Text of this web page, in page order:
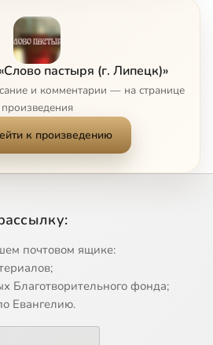
мужество и праведность
Догматическое и нравственное значение воскресения Иисуса Христа
человека
прошлое и современное
пастыря (г. Липецк)»
и комментарии — на странице
произведения
к произведению
почтовом ящике:
Благотворительного фонда;
Евангелию.